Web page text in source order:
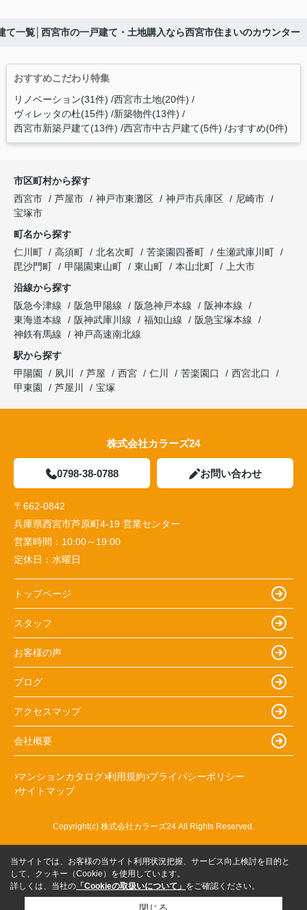
て一覧│西宮市の一戸建て・土地購入なら西宮市住まいのカウンター
おすすめこだわり特集
リノベーション(31件) 西宮市土地(20件)
ヴィレッタの杜(15件) 新築物件(13件)
西宮市新築戸建て(13件) 西宮市中古戸建て(5件) おすすめ(0件)
市区町村から探す
西宮市
芦屋市 神戸市東灘区 神戸市兵庫区
尼崎市
宝塚市
町名から探す
仁川町
高須町 北名次町 苦楽園四番町
生瀬武庫川町
毘沙門町
甲陽園東山町 東山町 本山北町
上大市
沿線から探す
阪急今津線
阪急甲陽線 阪急神戸本線
阪神本線
東海道本線
阪神武庫川線 福知山線
阪急宝塚本線
神鉄有馬線
神戸高速南北線
駅から探す
甲陽園
夙川 芦屋 西宮 仁川 苦楽園口
西宮北口
甲東園
芦屋川 宝塚
株式会社カラーズ24
0798-38-0788 お問い合わせ
〒662-0842
兵庫県西宮市芦原町4-19 営業センター
営業時間： 10:00～19:00
定休日： 水曜日
トップページ
スタッフ
お客様の声
ブログ
アクセスマップ
会社概要
マンションカタログ 利用規約 プライバシーポリシー
サイトマップ
Copyright(c) 株式会社カラーズ24 All Rights Reserved.
当サイトでは、お客様の当サイト利用状況把握、サービス向上検討を目的と
して、クッキー（Cookie）を使用しています。
詳しくは、当社の 「Cookieの取扱いについて」 をご確認ください。
閉じる